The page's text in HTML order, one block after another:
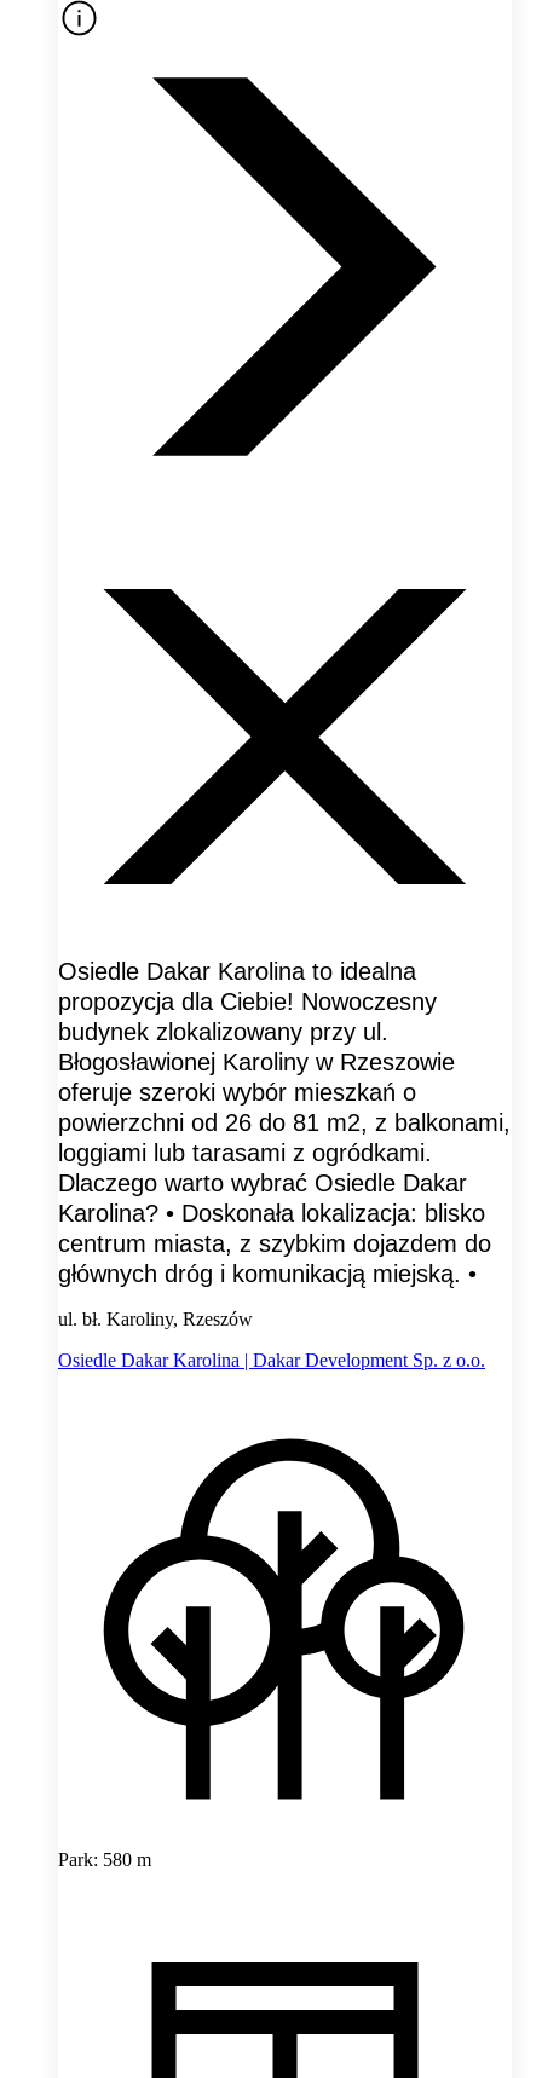
Osiedle Dakar Karolina to idealna
propozycja dla Ciebie! Nowoczesny
budynek zlokalizowany przy ul.
Błogosławionej Karoliny w Rzeszowie
oferuje szeroki wybór mieszkań o
powierzchni od 26 do 81 m2, z balkonami,
loggiami lub tarasami z ogródkami.
Dlaczego warto wybrać Osiedle Dakar
Karolina? • Doskonała lokalizacja: blisko
centrum miasta, z szybkim dojazdem do
głównych dróg i komunikacją miejską. •
ul. bł. Karoliny, Rzeszów
Osiedle Dakar Karolina | Dakar Development Sp. z o.o.
Park: 580 m